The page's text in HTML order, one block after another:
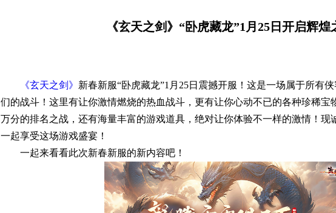
《玄天之剑》“卧虎藏龙”1月25日开启辉煌
《玄天之剑》 新春新服“卧虎藏龙”1月25日震撼开服！这是一场属于所有
们的战斗！这里有让你激情燃烧的热血战斗，更有让你心动不已的各种珍稀宝
万分的排名之战，还有海量丰富的游戏道具，绝对让你体验不一样的激情！现
一起享受这场游戏盛宴！
一起来看看此次新春新服的新内容吧！